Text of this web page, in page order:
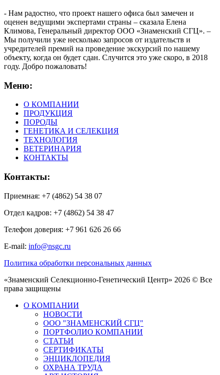
- Нам радостно, что проект нашего офиса был замечен и
оценен ведущими экспертами страны – сказала Елена
Климова, Генеральный директор ООО «Знаменский СГЦ». –
Мы получили уже несколько запросов от издательств и
учредителей премий на проведение экскурсий по нашему
объекту, когда он будет сдан. Случится это уже скоро, в 2018
году. Добро пожаловать!
Меню:
О КОМПАНИИ
ПРОДУКЦИЯ
ПОРОДЫ
ГЕНЕТИКА И СЕЛЕКЦИЯ
ТЕХНОЛОГИЯ
ВЕТЕРИНАРИЯ
КОНТАКТЫ
Контакты:
Приемная: +7 (4862) 54 38 07
Отдел кадров: +7 (4862) 54 38 47
Телефон доверия: +7 961 626 26 66
E-mail: info@nsgc.ru
Политика обработки персональных данных
«Знаменский Селекционно-Генетический Центр» 2026 © Все
права защищены
О КОМПАНИИ
НОВОСТИ
ООО "ЗНАМЕНСКИЙ СГЦ"
ПОРТФОЛИО КОМПАНИИ
СТАТЬИ
СЕРТИФИКАТЫ
ЭНЦИКЛОПЕДИЯ
ОХРАНА ТРУДА